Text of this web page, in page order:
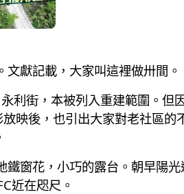
獻記載，大家叫這裡做卅間。
利街，本被列入重建範圍。但
映後，也引出大家對老社區的
窗花，小巧的露台。朝早陽
近在咫尺。